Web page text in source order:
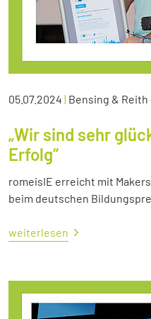
05.07.2024 | Bensing &
„Wir sind sehr
Erfolg“
romeisIE erreicht mit
beim deutschen
weiterlesen